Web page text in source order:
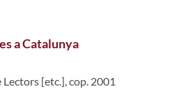
a Catalunya
[etc.], cop. 2001